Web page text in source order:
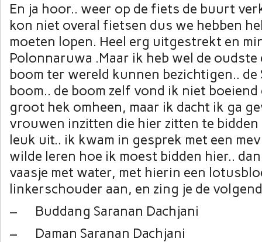
En ja hoor.. weer op de fiets de buurt
kon niet overal fietsen dus we hebben
moeten lopen. Heel erg uitgestrekt en
Polonnaruwa .Maar ik heb wel de
boom ter wereld kunnen bezichtigen.. de
boom.. de boom zelf vond ik niet
groot hek omheen, maar ik dacht ik ga
vrouwen inzitten die hier zitten te bidden
leuk uit.. ik kwam in gesprek met een
wilde leren hoe ik moest bidden hier..
vaasje met water, met hierin een
linkerschouder aan, en zing je de
– Buddang Saranan Dachjani
– Daman Saranan Dachjani